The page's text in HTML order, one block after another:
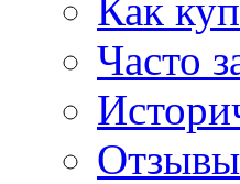
Как
Часто
Отзывы